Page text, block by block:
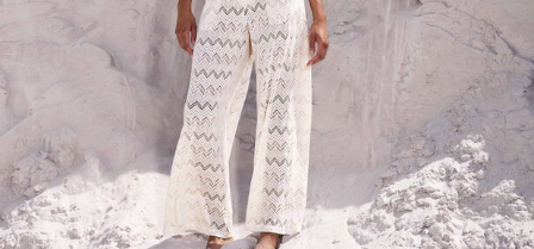
Magici
Vedi tutti i Costumi da bagno
Abbigliamento
Polo
Camicie
Bermuda